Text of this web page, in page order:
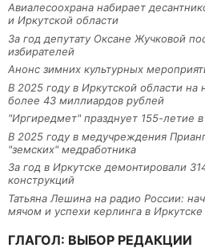
Авиалесоохрана набирает
и Иркутской области
За год депутату Оксане Жучковой
избирателей
Анонс зимних культурных
В 2025 году в Иркутской области на
более 43 миллиардов рублей
"Иргиредмет" празднует 155-летие
В 2025 году в медучреждения
"земских" медработника
За год в Иркутске демонтировали
конструкций
Татьяна Лешина на радио России:
мячом и успехи керлинга в Иркутске
ГЛАГОЛ: ВЫБОР РЕДАКЦИИ